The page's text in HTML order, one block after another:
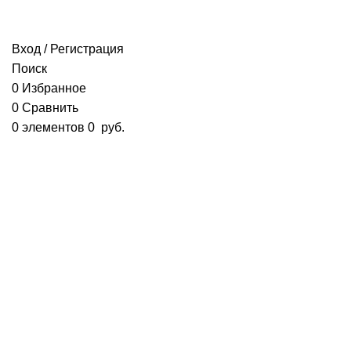
Вход / Регистрация
Поиск
0 Избранное
0 Сравнить
0 элементов 0 руб.